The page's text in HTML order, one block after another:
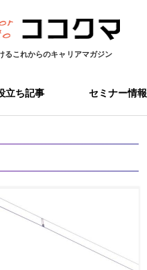
るこれからのキャリアマガジン
立ち記事 セミナー情報